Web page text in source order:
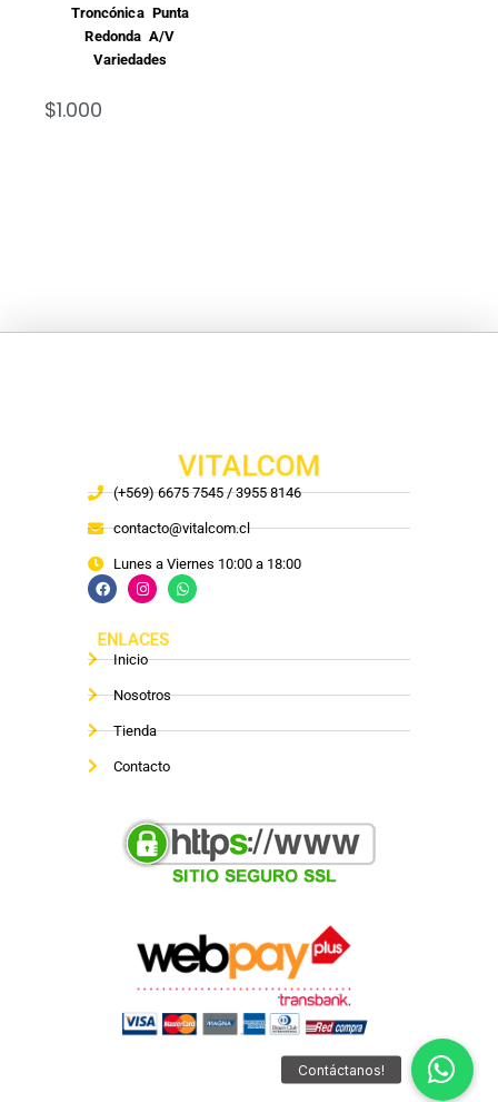
Troncónica Punta
Redonda A/V
Variedades
$1.000
VITALCOM
(+569) 6675 7545 / 3955 8146
contacto@vitalcom.cl
Lunes a Viernes 10:00 a 18:00
ENLACES
Inicio
Nosotros
Tienda
Contacto